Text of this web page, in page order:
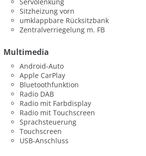
Sitzheizung vorn
umklappbare Rücksitzbank
Zentralverriegelung m. FB
Multimedia
Android-Auto
Apple CarPlay
Bluetoothfunktion
Radio DAB
Radio mit Farbdisplay
Radio mit Touchscreen
Sprachsteuerung
Touchscreen
USB-Anschluss